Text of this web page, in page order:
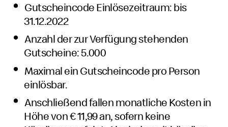
Gutscheincode Einlösezeitraum: bis
31.12.2022
Anzahl der zur Verfügung stehenden
Gutscheine: 5.000
Maximal ein Gutscheincode pro Person
einlösbar.
Anschließend fallen monatliche Kosten in
Höhe von € 11,99 an, sofern keine